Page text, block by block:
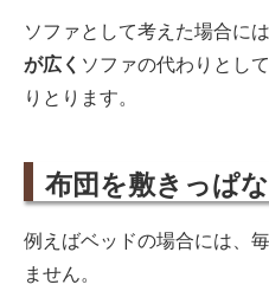
ソファとして考えた場合には
が広く ソファの代わりとし
りとります。
布団を敷きっぱ
例えばベッドの場合には、
ません。